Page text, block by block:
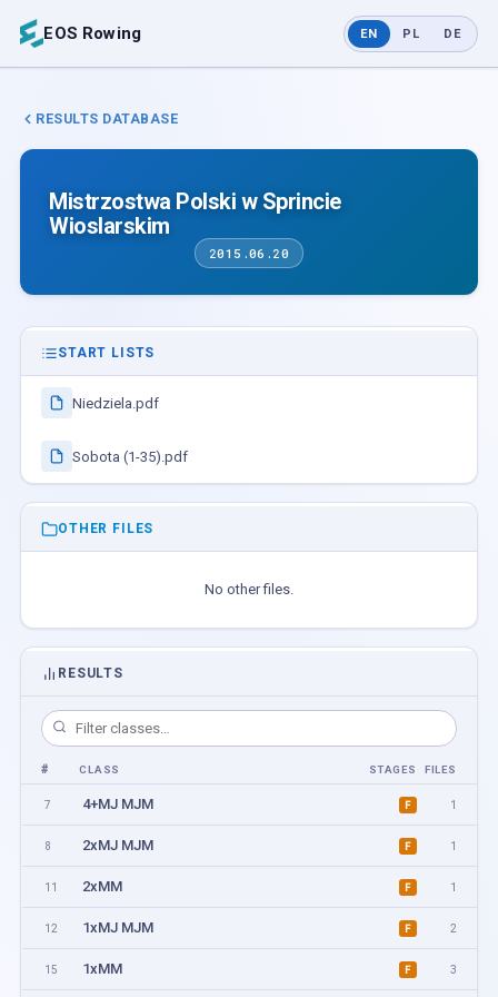
EOS Rowing EN PL DE
RESULTS DATABASE
Mistrzostwa Polski w Sprincie
Wioslarskim
2015.06.20
START LISTS
Niedziela.pdf
Sobota (1-35).pdf
OTHER FILES
No other files.
RESULTS
# CLASS STAGES FILES
7 4+MJ MJM F 1
8 2xMJ MJM F 1
11 2xMM F 1
12 1xMJ MJM F 2
15 1xMM F 3